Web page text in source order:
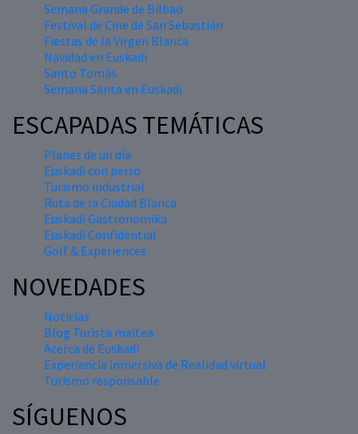
Semana Grande de Bilbao
Festival de Cine de San Sebastián
Fiestas de la Virgen Blanca
Navidad en Euskadi
Santo Tomás
Semana Santa en Euskadi
ESCAPADAS TEMÁTICAS
Planes de un día
Euskadi con perro
Turismo industrial
Ruta de la Ciudad Blanca
Euskadi Gastronomika
Euskadi Confidential
Golf & Experiences
NOVEDADES
Noticias
Blog Turista maitea
Acerca de Euskadi
Experiencia inmersiva de Realidad virtual
Turismo responsable
SÍGUENOS